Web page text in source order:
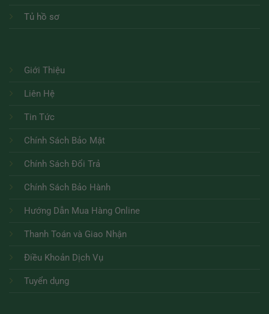
Tủ hồ sơ
Giới Thiệu
Liên Hệ
Tin Tức
Chính Sách Bảo Mật
Chính Sách Đổi Trả
Chính Sách Bảo Hành
Hướng Dẫn Mua Hàng Online
Thanh Toán và Giao Nhận
Điều Khoản Dịch Vụ
Tuyển dụng